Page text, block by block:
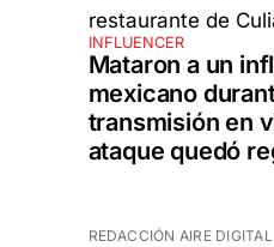
INFLUENCER
Mataron a un
mexicano
transmisión en
ataque quedó
REDACCIÓN AIRE DIGITAL